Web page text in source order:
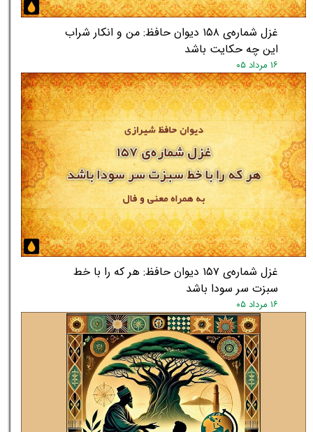
★
غزل شماره‌ی ۱۵۸ دیوان حافظ: من و انکار شراب
این چه حکایت باشد
۱۶ مرداد ۰۵
غزل شماره‌ی ۱۵۷ دیوان حافظ: هر که را با خط
سبزت سر سودا باشد
۱۶ مرداد ۰۵